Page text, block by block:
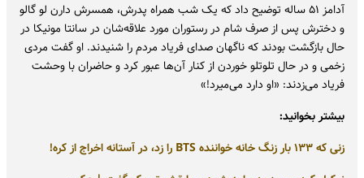
آدامز ۵۱ ساله توضیح داد که یک شب همراه پدرش، همسرش دارن لو گالو
و دخترش پس از صرف شام در رستوران مورد علاقه‌شان در سانتا مونیکا در
حال بازگشت بودند که ناگهان صدای فریاد مردم را شنیدند. او گفت مردی
زخمی و در حال تلوتلو خوردن از کنار آن‌ها عبور کرد و حاضران با وحشت
فریاد می‌زدند: «او دارد می‌میرد!»
بیشتر بخوانید:
زنی که ۱۳۳ بار زنگ خانه خواننده BTS را زد، در آستانه اخراج از کره!